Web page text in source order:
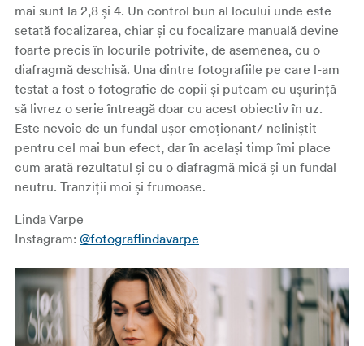
mai sunt la 2,8 și 4. Un control bun al locului unde este
setată focalizarea, chiar și cu focalizare manuală devine
foarte precis în locurile potrivite, de asemenea, cu o
diafragmă deschisă. Una dintre fotografiile pe care l-am
testat a fost o fotografie de copii și puteam cu ușurință
să livrez o serie întreagă doar cu acest obiectiv în uz.
Este nevoie de un fundal ușor emoționant/ neliniștit
pentru cel mai bun efect, dar în același timp îmi place
cum arată rezultatul și cu o diafragmă mică și un fundal
neutru. Tranziții moi și frumoase.
Linda Varpe
Instagram: @fotograflindavarpe